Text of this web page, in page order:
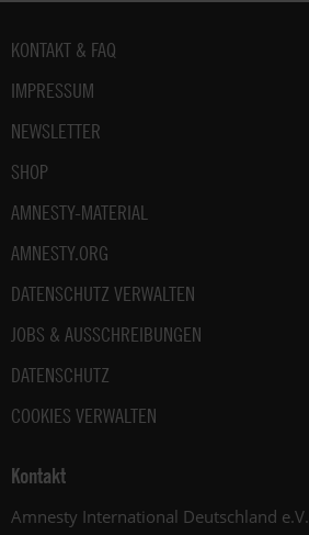
Fußbereich
KONTAKT & FAQ
IMPRESSUM
NEWSLETTER
SHOP
AMNESTY-MATERIAL
AMNESTY.ORG
DATENSCHUTZ VERWALTEN
JOBS & AUSSCHREIBUNGEN
DATENSCHUTZ
COOKIES VERWALTEN
Kontakt
Amnesty International Deutschland e.V.